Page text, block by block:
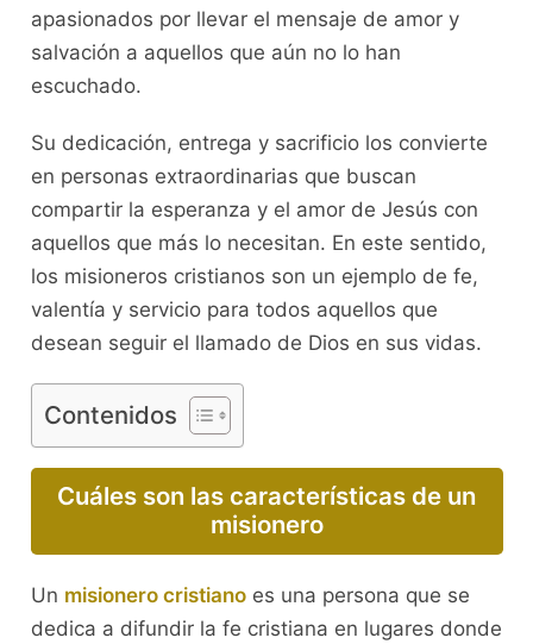
apasionados por llevar el mensaje de amor y
salvación a aquellos que aún no lo han
escuchado.
Su dedicación, entrega y sacrificio los convierte
en personas extraordinarias que buscan
compartir la esperanza y el amor de Jesús con
aquellos que más lo necesitan. En este sentido,
los misioneros cristianos son un ejemplo de fe,
valentía y servicio para todos aquellos que
desean seguir el llamado de Dios en sus vidas.
Contenidos
Cuáles son las características de un
misionero
Un misionero cristianoes una persona que se
dedica a difundir la fe cristiana en lugares donde